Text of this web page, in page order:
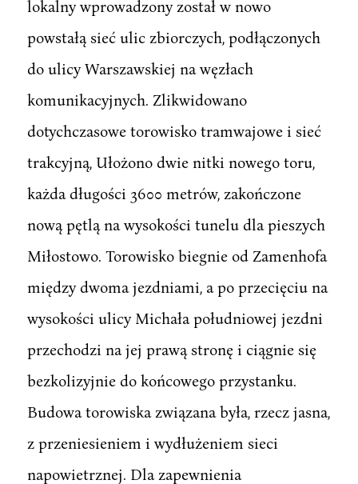
lokalny wprowadzony został w nowo
powstałą sieć ulic zbiorczych, podłączonych
do ulicy Warszawskiej na węzłach
komunikacyjnych. Zlikwidowano
dotychczasowe torowisko tramwajowe i sieć
trakcyjną, Ułożono dwie nitki nowego toru,
każda długości 3600 metrów, zakończone
nową pętlą na wysokości tunelu dla pieszych
Miłostowo. Torowisko biegnie od Zamenhofa
między dwoma jezdniami, a po przecięciu na
wysokości ulicy Michała południowej jezdni
przechodzi na jej prawą stronę i ciągnie się
bezkolizyjnie do końcowego przystanku.
Budowa torowiska związana była, rzecz jasna,
z przeniesieniem i wydłużeniem sieci
napowietrznej. Dla zapewnienia